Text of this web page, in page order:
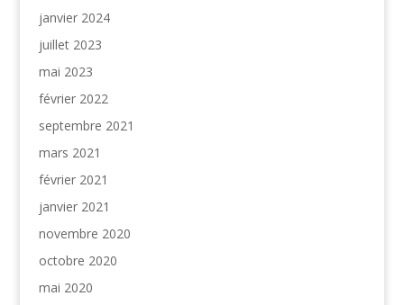
janvier 2024
juillet 2023
mai 2023
février 2022
septembre 2021
mars 2021
février 2021
janvier 2021
novembre 2020
octobre 2020
mai 2020